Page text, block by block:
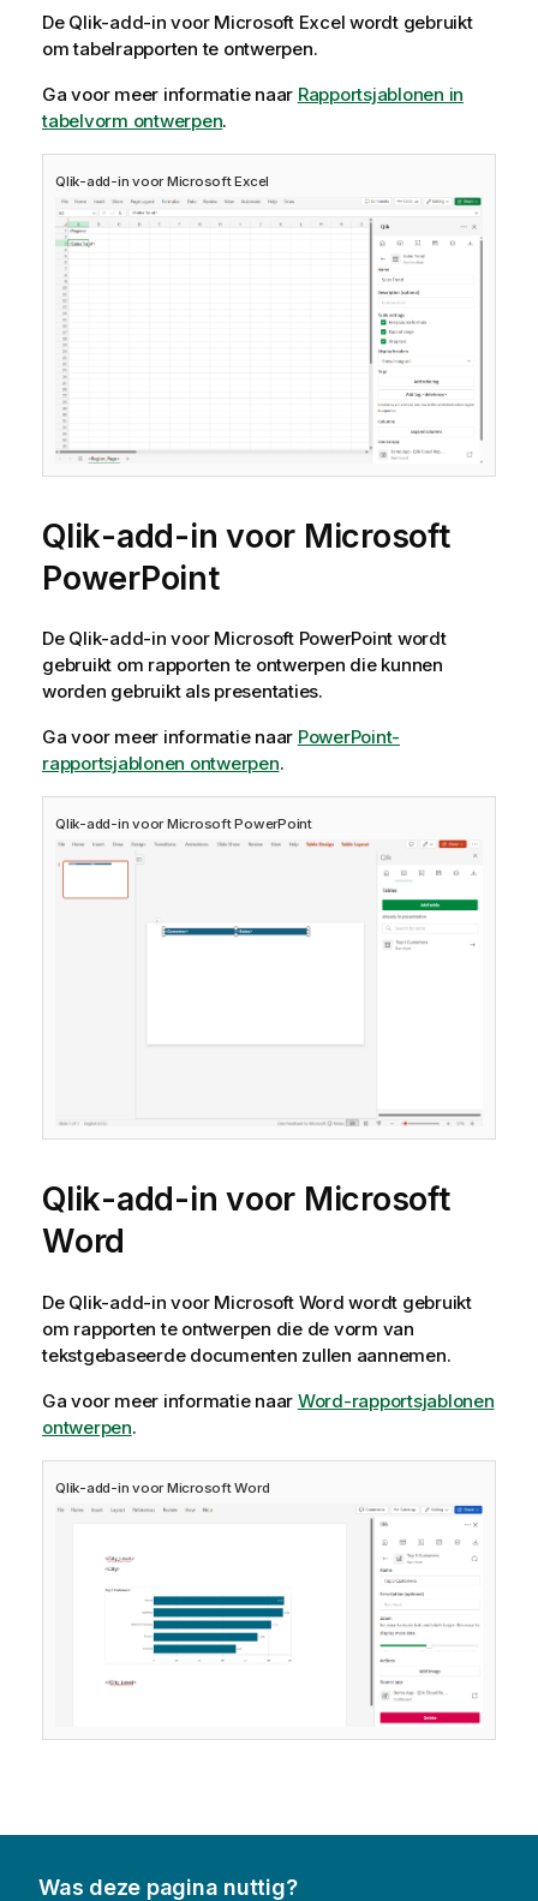
De Qlik-add-in voor Microsoft Excel wordt gebruikt
omtabelrapporten te ontwerpen.
Ga voor meer informatie naar Rapportsjablonen in
tabelvorm ontwerpen.
Qlik-add-in voorMicrosoft Excel
Qlik-add-in voor Microsoft
PowerPoint
De Qlik-add-in voor Microsoft PowerPoint wordt
gebruikt om rapporten te ontwerpen die kunnen
worden gebruikt als presentaties.
Ga voor meer informatie naar PowerPoint-
rapportsjablonen ontwerpen.
Qlik-add-in voorMicrosoft PowerPoint
Qlik-add-in voor Microsoft
Word
De Qlik-add-in voor Microsoft Word wordt gebruikt
om rapporten te ontwerpen die de vorm van
tekstgebaseerde documenten zullen aannemen.
Ga voor meer informatie naar Word-rapportsjablonen
ontwerpen.
Qlik-add-in voorMicrosoft Word
Was deze pagina nuttig?